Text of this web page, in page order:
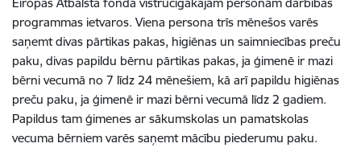
programmas ietvaros. Viena persona trīs mēnešos varēs
saņemt divas pārtikas pakas, higiēnas un saimniecības preču
paku, divas papildu bērnu pārtikas pakas, ja ģimenē ir mazi
bērni vecumā no 7 līdz 24 mēnešiem, kā arī papildu higiēnas
preču paku, ja ģimenē ir mazi bērni vecumā līdz 2 gadiem.
Papildus tam ģimenes ar sākumskolas un pamatskolas
vecuma bērniem varēs saņemt mācību piederumu paku.